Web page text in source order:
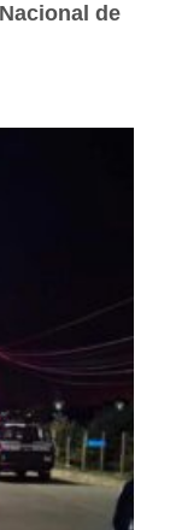
de